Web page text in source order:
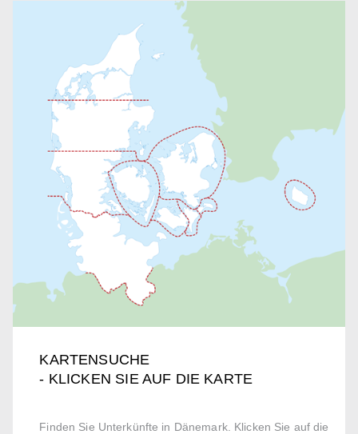
KARTENSUCHE
- KLICKEN SIE AUF DIE KARTE
Finden Sie Unterkünfte in Dänemark. Klicken Sie auf die